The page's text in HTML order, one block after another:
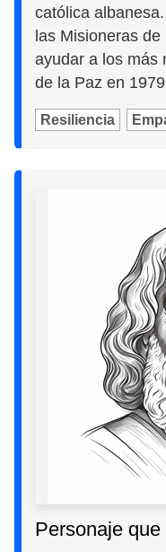
católica
las Misioneras
ayudar a los más
de la Paz en
Resiliencia
Personaje